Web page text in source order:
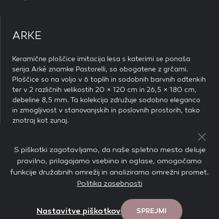
ARKE
Keramične ploščice imitacija lesa s katerimi se ponaša
serija Arkè znamke Pastorelli, so obogatene z grčami.
Ploščice so na voljo v 6 toplih in sodobnih barvnih odtenkih
ter v 2 različnih velikostih 20 × 120 cm in 26,5 × 180 cm,
debeline 8,5 mm. Ta kolekcija združuje sodobno eleganco
in zmogljivost v stanovanjskih in poslovnih prostorih, tako
znotraj kot zunaj.
Kolekcijo dopolnjuje še dekorativna ploščica v imitaciji zidu.
Ta kolekcija združuje sodobno eleganco in zmogljivost v
stanovanjskih in poslovnih prostorih, v notranjih in zunanjih
prostorih. Videz lesa ponuja pristno povezavo z naravnimi
materiali in inovativen slog. Toplina in sodobno vzdušje
Več o serijiArke
S piškotki zagotavljamo, da naše spletno mesto deluje
pravilno, prilagajamo vsebino in oglase, omogočamo
funkcije družabnih omrežij in analiziramo omrežni promet.
Politika zasebnosti
Nastavitve piškotkov SPREJMI
Piškotki za marketing
Partnerska oglaševalska podjetja jih lahko uporabljajo za
izdelavo profila vaših interesov, ki ga nato uporabijo za
prikazovanje ustreznih oglasov na drugih spletnih mestih.
Pri delu uporabljajo edinstveno prepoznavanje vašega
brskalnika in naprave. Če zavrnete uporabo teh piškotkov,
ne boste deležni našega ciljnega spletnega oglaševanja.
POTRDI MOJE IZBIRE